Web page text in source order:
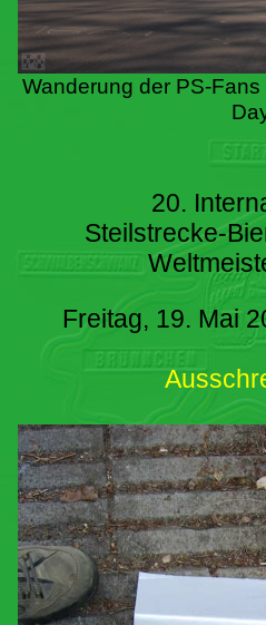
Wanderung der PS-
20.
Steilstrecke-
Freitag, 19. Mai